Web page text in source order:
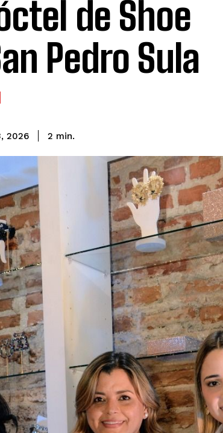
de Shoe
Pedro Sula
2026 2 min.